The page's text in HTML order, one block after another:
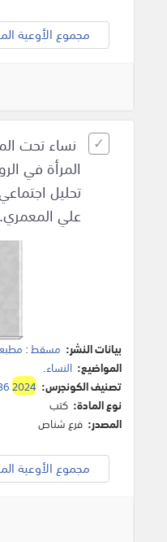
مجموع الأوعية
نساء تحت
المرأة في
تحليل
علي المعمري.
بيانات النشر: مسقط:
المواضيع: النساء.
تصنيف الكونجرس: 2024
نوع المادة: كتب
المصدر: فرع شناص
مجموع الأوعية